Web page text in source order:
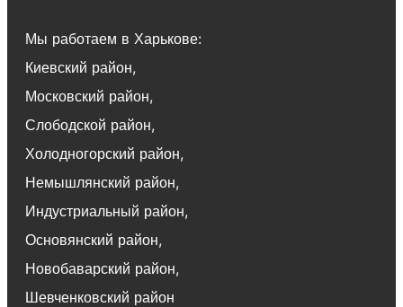
Мы работаем в Харькове:
Киевский район,
Московский район,
Слободской район,
Холодногорский район,
Немышлянский район,
Индустриальный район,
Основянский район,
Новобаварский район,
Шевченковский район